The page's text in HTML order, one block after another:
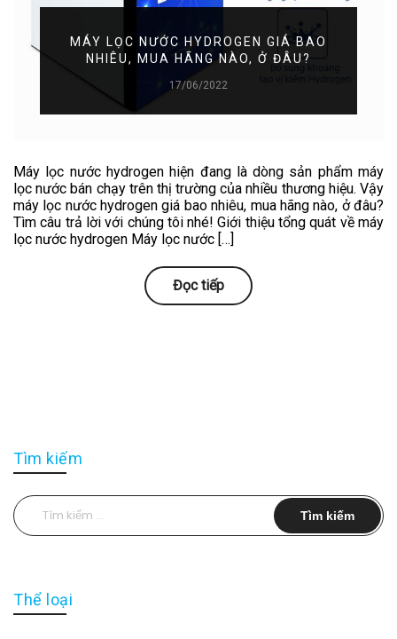
MÁY LỌC NƯỚC HYDROGEN GIÁ BAO
NHIÊU, MUA HÃNG NÀO, Ở ĐÂU?
17/06/2022
Máy lọc nước hydrogen hiện đang là dòng sản phẩm máy
lọc nước bán chạy trên thị trường của nhiều thương hiệu. Vậy
máy lọc nước hydrogen giá bao nhiêu, mua hãng nào, ở đâu?
Tìm câu trả lời với chúng tôi nhé! Giới thiệu tổng quát về máy
lọc nước hydrogen Máy lọc nước […]
Đọc tiếp
Tìm kiếm
Tìm
kiếm
Thể loại